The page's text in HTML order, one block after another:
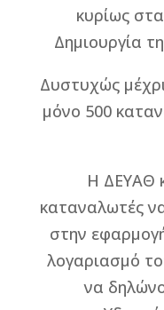
κυρίως
Δημιουργία
Δυστυχώς
μόνο 500
Η ΔΕΥΑΘ
καταναλωτές
στην
λογαριασμό
να